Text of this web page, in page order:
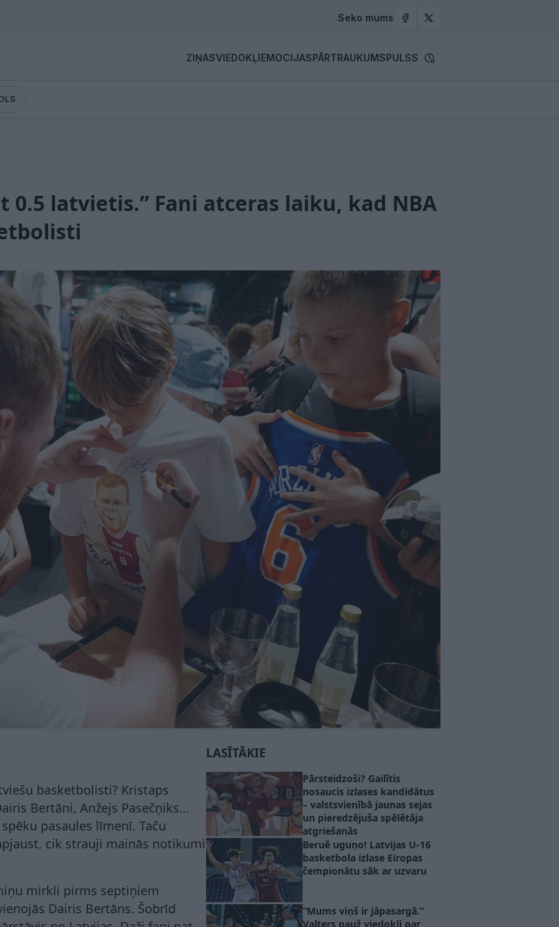
Seko mums
ZIŅASVIEDOKĻIEMOCIJASPĀRTRAUKUMSPULSS
0.5 latvietis.” Fani atceras laiku, kad NBA
basketbolisti? Kristaps
Bertāni, Anžejs Pasečņiks…
pasaules līmenī. Taču
cik strauji mainās notikumi
mirkli pirms septiņiem
Dairis Bertāns. Šobrīd
LASĪTĀKIE
Pārsteidzoši? Gailītis
nosaucis izlases kandidātus
– valstsvienībā jaunas sejas
un pieredzējuša spēlētāja
atgriešanās
Beruē uguņo! Latvijas U-16
basketbola izlase Eiropas
čempionātu sāk ar uzvaru
“Mums viņš ir jāpasargā.”
Valters pauž viedokli par